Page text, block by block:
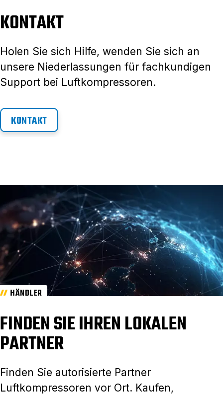
KONTAKT
Holen Sie sich Hilfe, wenden Sie sich an
unsere Niederlassungen für fachkundigen
Support bei Luftkompressoren.
KONTAKT
HÄNDLER
FINDEN SIE IHREN LOKALEN
PARTNER
Finden Sie autorisierte Partner
Luftkompressoren vor Ort. Kaufen,